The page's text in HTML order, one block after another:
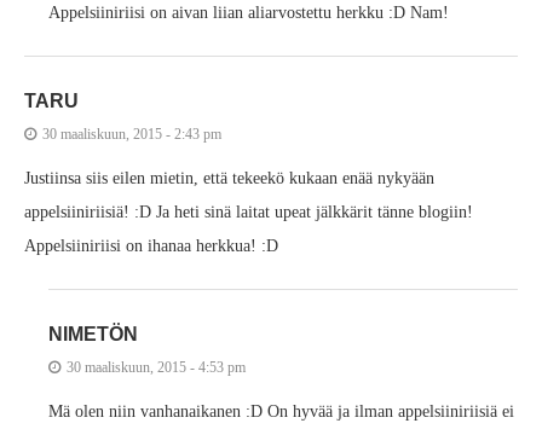
Appelsiiniriisi on aivan liian aliarvostettu herkku :D Nam!
TARU
30 maaliskuun, 2015 - 2:43 pm
Justiinsa siis eilen mietin, että tekeekö kukaan enää nykyään
appelsiiniriisiä! :D Ja heti sinä laitat upeat jälkkärit tänne blogiin!
Appelsiiniriisi on ihanaa herkkua! :D
NIMETÖN
30 maaliskuun, 2015 - 4:53 pm
Mä olen niin vanhanaikanen :D On hyvää ja ilman appelsiiniriisiä ei